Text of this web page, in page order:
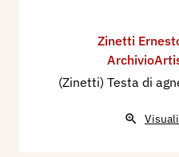
Zinetti
(Zinetti) Testa di